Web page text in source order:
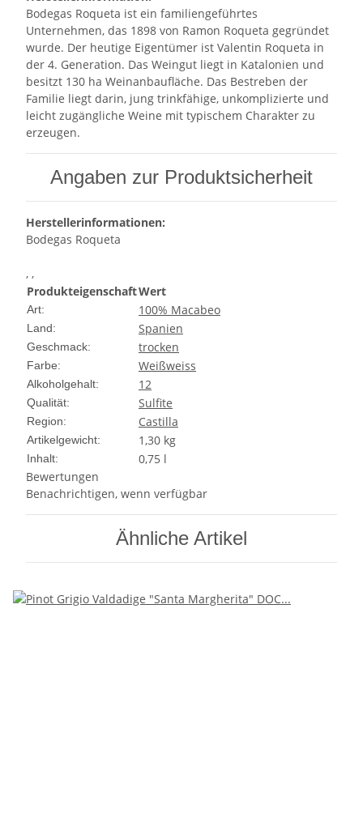
Bodegas Roqueta ist ein familiengeführtes
Unternehmen, das 1898 von Ramon Roqueta gegründet
wurde. Der heutige Eigentümer ist Valentin Roqueta in
der 4. Generation. Das Weingut liegt in Katalonien und
besitzt 130 ha Weinanbaufläche. Das Bestreben der
Familie liegt darin, jung trinkfähige, unkomplizierte und
leicht zugängliche Weine mit typischem Charakter zu
erzeugen.
Angaben zur Produktsicherheit
Herstellerinformationen:
Bodegas Roqueta
, ,
ProdukteigenschaftWert
Art: 100% Macabeo
Land: Spanien
Geschmack: trocken
Farbe: Weißweiss
Alkoholgehalt: 12
Qualität: Sulfite
Region: Castilla
Artikelgewicht: 1,30 kg
Inhalt:
0,75 l
Bewertungen
Benachrichtigen, wenn verfügbar
Ähnliche Artikel